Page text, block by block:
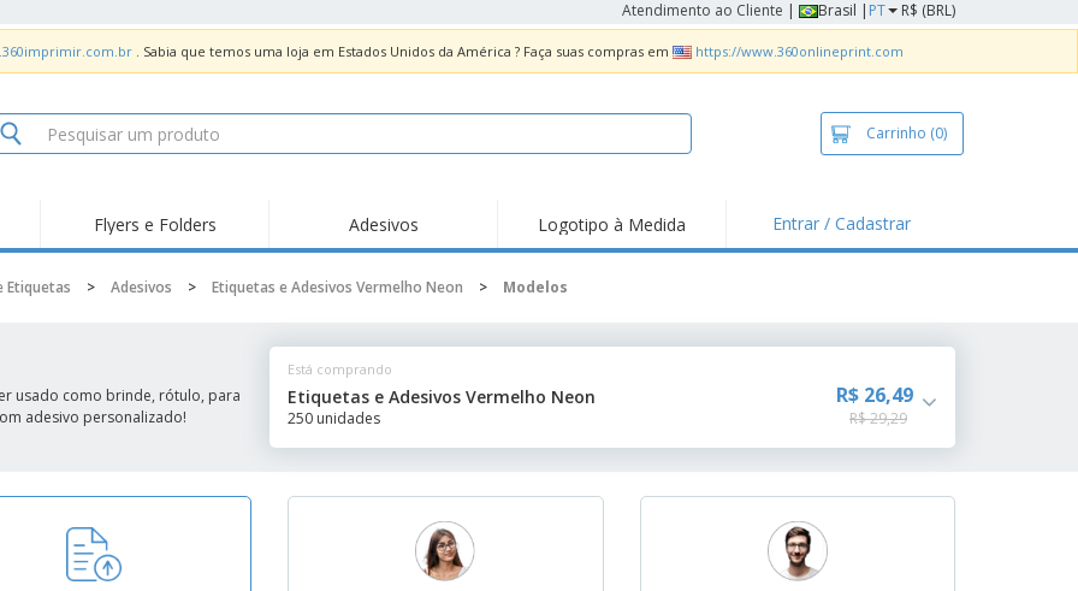
Atendimento ao Cliente | Brasil | PT R$ (BRL)
. Sabia que temos uma loja em Estados Unidos da América ? Faça suas compras em https://www.360onlineprint.com
Carrinho (0)
Tendências
Adesivos Vinil
Expositores
Malas e Mochilas
Sacos
Novidades
Protetor Facial
Promoções
Ímã de Geladeira
Placa de Propaganda
Flyers e Folders Adesivos Logotipo à Medida Entrar / Cadastrar
Etiquetas > Adesivos > Etiquetas e Adesivos Vermelho Neon > Modelos
usado como brinde, rótulo, para
adesivo personalizado!
Está comprando
Etiquetas e Adesivos Vermelho Neon
250 unidades
R$ 26,49
R$ 29,29